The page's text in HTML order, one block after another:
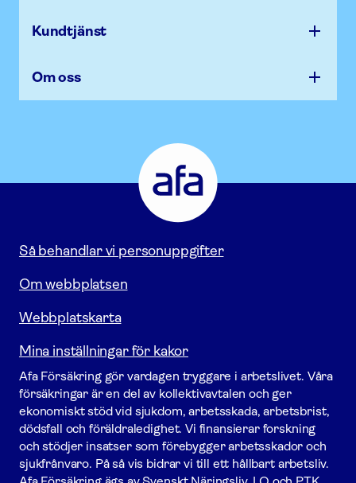
Kundtjänst
Om oss
Försäkring
Gå
till
startsidan
Så behandlar vi personuppgifter
Om webbplatsen
Webbplatskarta
Mina inställningar för kakor
Afa För­säkring gör vardagen tryggare i arbetslivet. Våra
försäk­ringar är en del av kollektivavtalen och ger
ekonomiskt stöd vid sjukdom, arbetsskada, arbetsbrist,
dödsfall och föräldraledighet. Vi finansierar forskning
och stödjer insatser som förebygger arbets­skador och
sjukfrånvaro. På så vis bidrar vi till ett hållbart arbetsliv.